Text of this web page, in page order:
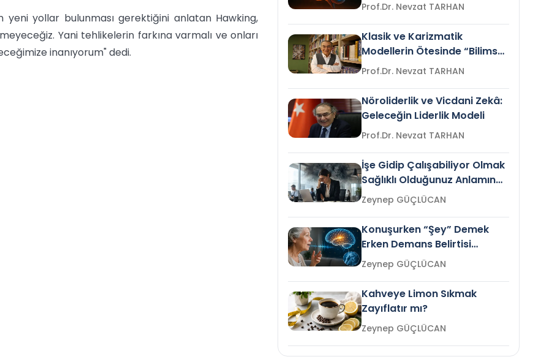
yollar bulunması gerektiğini anlatan Hawking,
Yani tehlikelerin farkına varmalı ve onları
inanıyorum" dedi.
Prof.Dr. Nevzat TARHAN
Klasik ve Karizmatik
Modellerin Ötesinde “Bilimsel
Liderlik”
Prof.Dr. Nevzat TARHAN
Nöroliderlik ve Vicdani Zekâ:
Geleceğin Liderlik Modeli
Prof.Dr. Nevzat TARHAN
İşe Gidip Çalışabiliyor Olmak
Sağlıklı Olduğunuz Anlamına
Gelir mi?Zeynep GÜÇLÜCAN
Konuşurken “Şey” Demek
Erken Demans Belirtisi
Olabilir mi?Zeynep GÜÇLÜCAN
Kahveye Limon Sıkmak
Zayıflatır mı?
Zeynep GÜÇLÜCAN